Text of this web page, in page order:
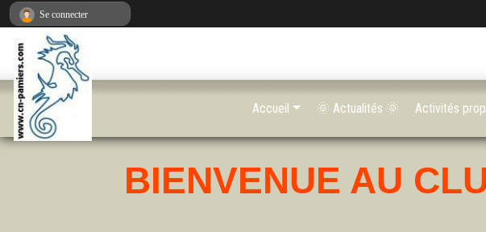
BIENVENUE AU
Accueil 🌞 Actualités 🌞 Activités
Se connecter
Panneau de gestion des cookies